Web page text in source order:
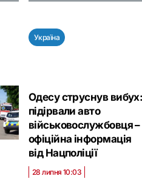
Україна
Одесу струснув
підірвали авто
військовослужбовця –
офіційна інформація
від Нацполіції
28 липня 10:03